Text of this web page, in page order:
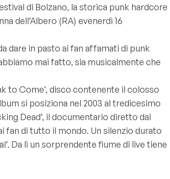
di Bolzano, la storica punk hardcore
dell’Albero (RA) evenerdì 16
dare in pasto ai fan affamati di punk
mai fatto, sia musicalmente che
to Come’, disco contenente il colosso
si posiziona nel 2003 al tredicesimo
Dead’, il documentario diretto dal
fan di tutto il mondo. Un silenzio durato
Da lì un sorprendente fiume di live tiene